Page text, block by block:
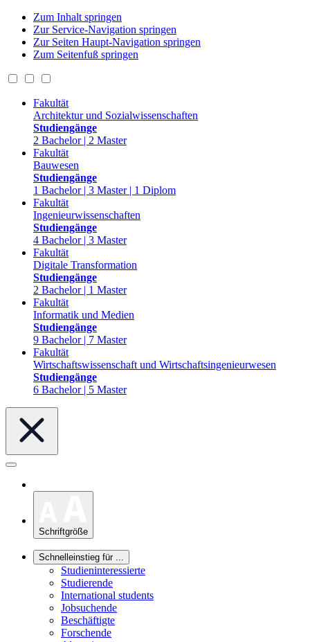
Zum Inhalt springen
Zur Service-Navigation springen
Zur Seiten Haupt-Navigation springen
Zum Seitenfuß springen
Fakultät
Architektur und Sozialwissenschaften
Studiengänge
2 Bachelor | 2 Master
Fakultät
Bauwesen
Studiengänge
1 Bachelor | 3 Master | 1 Diplom
Fakultät
Ingenieurwissenschaften
Studiengänge
4 Bachelor | 3 Master
Fakultät
Digitale Transformation
Studiengänge
2 Bachelor | 1 Master
Fakultät
Informatik und Medien
Studiengänge
9 Bachelor | 7 Master
Fakultät
Wirtschaftswissenschaft und Wirtschaftsingenieurwesen
Studiengänge
6 Bachelor | 5 Master
Schriftgröße
Schnelleinstieg für ...
Studieninteressierte
Studierende
International students
Jobsuchende
Beschäftigte
Forschende